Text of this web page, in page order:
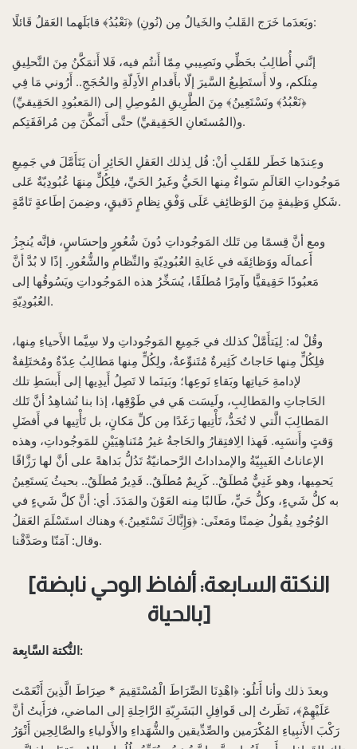
وبَعدَما خَرَج القَلبُ والخَيالُ مِن (نُونِ) ﴿نَعْبُدُ﴾ قابَلَهما العَقلُ قَائلًا:
إنَّني أُطالِبُ بحَظِّي ونَصِيبي مِمّا أَنتُم فيه، فَلا أَتمَكَّنُ مِنَ التَّحلِيقِ
مِثلَكم، ولا أَستَطِيعُ السَّيرَ إلّا بأَقدامِ الأَدِلّةِ والحُجَجِ.. أَرُوني مَا فِي
﴿نَعْبُدُ﴾ ونَسْتَعِينُ﴾ مِنَ الطَّرِيقِ المُوصِلِ إلى (المَعبُودِ الحَقِيقيِّ)
و(المُستَعانِ الحَقِيقيِّ) حتَّى أَتَمكَّنَ مِن مُرافَقَتِكم.
وعِندَها خَطَر للقَلبِ أنْ: قُل لِذلك العَقلِ الحَائِرِ أن يَتَأَمَّلَ في جَمِيعِ
مَوجُوداتِ العَالَمِ سَواءٌ مِنها الحَيُّ وغَيرُ الحَيِّ، فلِكُلٍّ مِنهَا عُبُودِيّةٌ عَلى
شَكلِ وَظِيفةٍ مِنَ الوَظائِفِ عَلَى وَفْقِ نِظامٍ دَقيقٍ، وضِمنَ إطَاعةٍ تَامَّةٍ.
ومع أنَّ قِسمًا مِن تَلك المَوجُوداتِ دُونَ شُعُورٍ وإحسَاسٍ، فإنَّه يُنجِزُ
أَعمالَه ووَظائِفَه في غَايةِ العُبُودِيّةِ والنِّظامِ والشُّعُورِ. إذًا لا بُدَّ أنَّ
مَعبُودًا حَقِيقيًّا وآمِرًا مُطلَقًا، يُسَخِّرُ هذه المَوجُوداتِ ويَسُوقُها إلى
العُبُودِيّةِ.
وقُلْ له: لِيَتأَمَّلْ كذلك في جَمِيعِ المَوجُوداتِ ولا سِيَّما الأَحياءِ مِنها،
فلِكُلٍّ مِنها حَاجاتٌ كَثِيرةٌ مُتَنوِّعةٌ، ولِكُلٍّ مِنها مَطالِبُ عِدّةٌ ومُختَلِفةٌ
لإدامةِ حَياتِها وبَقاءِ نَوعِها؛ وبَينَما لا تَصِلُ أَيدِيها إلى أَبسَطِ تلك
الحَاجاتِ والمَطالِبِ، ولَيسَت هَي في طَوْقِها، إذا بنا نُشاهِدُ أنَّ تَلك
المَطالِبَ الَّتي لا تُحَدُّ، تَأْتِيها رَغَدًا مِن كلِّ مَكانٍ، بل تَأْتِيها في أَفضَلِ
وَقتٍ وأَنسَبِه. فَهذا الِافتِقارُ والحَاجةُ غيرُ مُتَناهِيَيْنِ للمَوجُوداتِ، وهذه
الإعاناتُ الغَيبِيّةُ والإمداداتُ الرَّحمانيّةُ تَدُلُّ بَداهةً على أنَّ لها رَزَّاقًا
يَحمِيها، وهو غَنِيٌّ مُطلَقٌ.. كَرِيمٌ مُطلَقٌ.. قَدِيرٌ مُطلَقٌ.. بحيثُ يَستَعِينُ
به كلُّ شَيءٍ، وكلُّ حَيٍّ، طَالبًا مِنه العَوْنَ والمَدَدَ. أي: أنَّ كلَّ شَيءٍ في
الوُجُودِ يقُولُ ضِمنًا ومَعنًى: ﴿وَإِيَّاكَ نَسْتَعِينُ.﴾ وهناك استَسْلَمَ العَقلُ
وقال: آمَنّا وصَدَّقْنا.
[النكتة السابعة: ألفاظ الوحي نابضة
بالحياة]
النُّكتة السَّابِعة:
وبعدَ ذلك وأنا أَتلُو: ﴿اهْدِنَا الصِّرَاطَ الْمُسْتَقِيمَ * صِرَاطَ الَّذِينَ أَنْعَمْتَ
عَلَيْهِمْ﴾، نَظَرتُ إلى قَوافِلِ البَشَرِيّةِ الرَّاحِلةِ إلى الماضي، فرَأَيتُ أنَّ
رَكْبَ الأَنبِياءِ المُكْرَمين والصِّدِّيقين والشُّهَداءِ والأَولياءِ والصَّالِحِين أَنْوَرُ